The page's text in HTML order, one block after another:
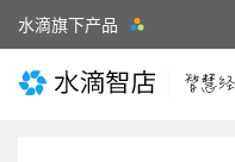
水滴旗下产品